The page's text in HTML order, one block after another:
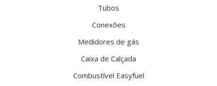
Tubos
Conexões
Medidores de gás
Caixa de Calçada
Combustível Easyfuel